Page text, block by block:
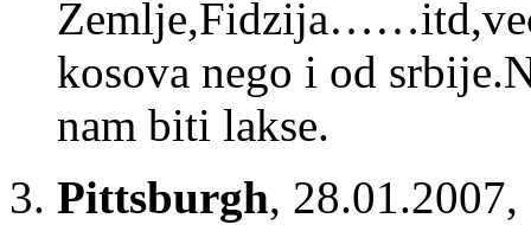
Zemlje,Fidzija……itd,vec
kosova nego i od
nam biti lakse.
Pittsburgh,